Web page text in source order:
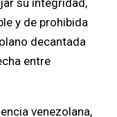
su integridad,
y de prohibida
decantada
entre
venezolana,